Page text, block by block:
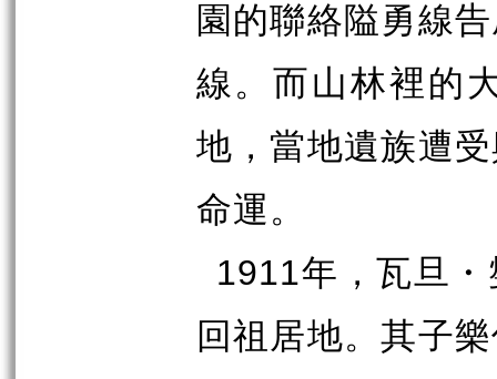
園的聯絡隘勇線
線。而山林裡的
地，當地遺族遭
命運。
1911年，瓦旦
回祖居地。其子